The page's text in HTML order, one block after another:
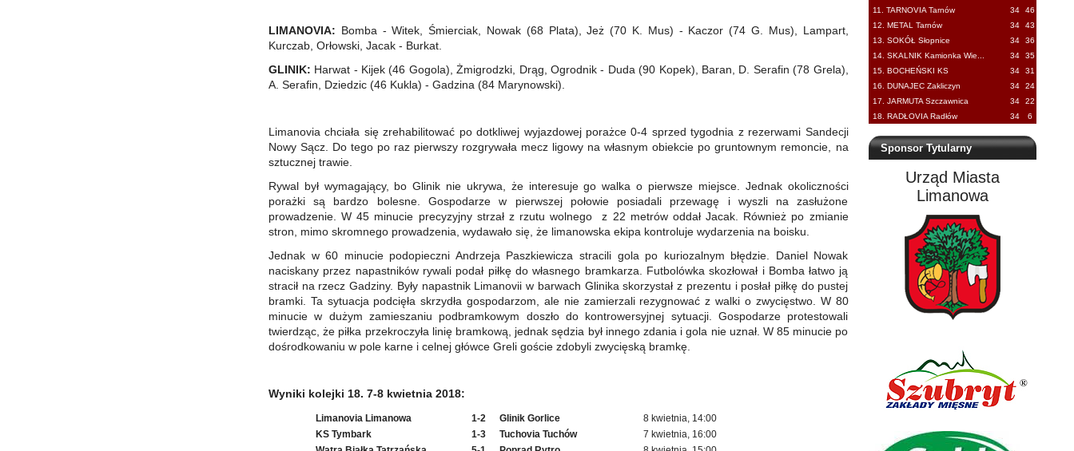
11. TARNOVIA Tarnów
34
46
12. METAL Tarnów
34
43
13. SOKÓŁ Słopnice
34
36
14. SKALNIK Kamionka Wie...
34
35
15. BOCHEŃSKI KS
34
31
16. DUNAJEC Zakliczyn
34
24
17. JARMUTA Szczawnica
34
22
18. RADŁOVIA Radłów
34 6
Sponsor Tytularny
Urząd Miasta
Limanowa
LIMANOVIA: Bomba - Witek, Śmierciak, Nowak (68 Plata), Jeż (70 K. Mus) - Kaczor (74 G. Mus), Lampart,
Kurczab, Orłowski, Jacak - Burkat.
GLINIK: Harwat - Kijek (46 Gogola), Żmigrodzki, Drąg, Ogrodnik - Duda (90 Kopek), Baran, D. Serafin (78 Grela),
A. Serafin, Dziedzic (46 Kukla) - Gadzina (84 Marynowski).
Limanovia chciała się zrehabilitować po dotkliwej wyjazdowej porażce 0-4 sprzed tygodnia z rezerwami Sandecji
Nowy Sącz. Do tego po raz pierwszy rozgrywała mecz ligowy na własnym obiekcie po gruntownym remoncie, na
sztucznej trawie.
Rywal był wymagający, bo Glinik nie ukrywa, że interesuje go walka o pierwsze miejsce. Jednak okoliczności
porażki są bardzo bolesne. Gospodarze w pierwszej połowie posiadali przewagę i wyszli na zasłużone
prowadzenie. W 45 minucie precyzyjny strzał z rzutu wolnego z 22 metrów oddał Jacak. Również po zmianie
stron, mimo skromnego prowadzenia, wydawało się, że limanowska ekipa kontroluje wydarzenia na boisku.
Jednak w 60 minucie podopieczni Andrzeja Paszkiewicza stracili gola po kuriozalnym błędzie. Daniel Nowak
naciskany przez napastników rywali podał piłkę do własnego bramkarza. Futbolówka skozłował i Bomba łatwo ją
stracił na rzecz Gadziny. Były napastnik Limanovii w barwach Glinika skorzystał z prezentu i posłał piłkę do pustej
bramki. Ta sytuacja podcięła skrzydła gospodarzom, ale nie zamierzali rezygnować z walki o zwycięstwo. W 80
minucie w dużym zamieszaniu podbramkowym doszło do kontrowersyjnej sytuacji. Gospodarze protestowali
twierdząc, że piłka przekroczyła linię bramkową, jednak sędzia był innego zdania i gola nie uznał. W 85 minucie po
dośrodkowaniu w pole karne i celnej główce Greli goście zdobyli zwycięską bramkę.
Wyniki kolejki 18. 7-8 kwietnia 2018:
Limanovia Limanowa 1-2 Glinik Gorlice
8 kwietnia, 14:00
KS Tymbark
1-3 Tuchovia Tuchów
7 kwietnia, 16:00